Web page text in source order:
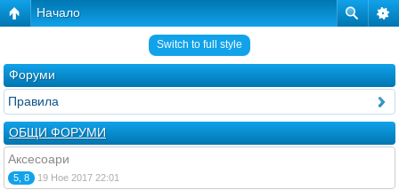
Начало
Switch to full style
Форуми
Правила
ОБЩИ ФОРУМИ
Аксесоари
5, 8 19 Ное 2017 22:01